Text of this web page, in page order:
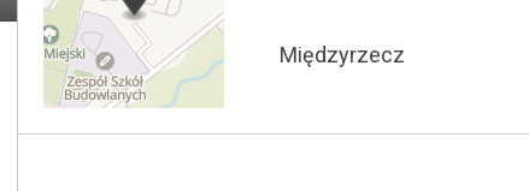
Międzyrzecz